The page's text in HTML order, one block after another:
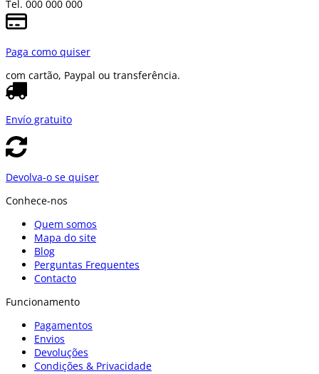
Tel. 000 000 000
Paga como quiser
com cartão, Paypal ou transferência.
Envío gratuito
Devolva-o se quiser
Conhece-nos
Quem somos
Mapa do site
Blog
Perguntas Frequentes
Contacto
Funcionamento
Pagamentos
Envios
Devoluções
Condições & Privacidade